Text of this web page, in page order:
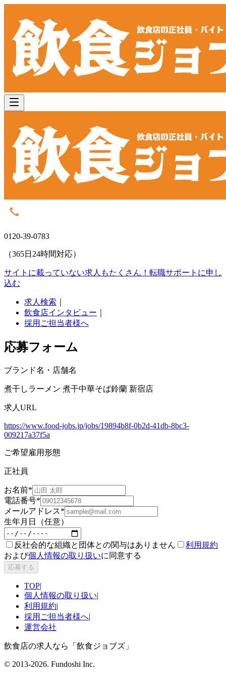
0120-39-0783
（365日24時間対応）
サイトに載っていない求人もたくさん！ 転職サポートに申し
込む
求人検索
飲食店インタビュー
採用ご担当者様へ
応募フォーム
ブランド名・店舗名
煮干しラーメン 煮干中華そば鈴蘭 新宿店
求人URL
https://www.food-jobs.jp/jobs/19894b8f-0b2d-41db-8bc3-
009217a37f5a
ご希望雇用形態
正社員
お名前*
電話番号*
メールアドレス*
生年月日（任意）
反社会的な組織と団体との関与はありません
利用規約
および個人情報の取り扱いに同意する
応募する
TOP|
個人情報の取り扱い|
利用規約|
採用ご担当者様へ|
運営会社
飲食店の求人なら「飲食ジョブズ」
© 2013-2026. Fundoshi Inc.